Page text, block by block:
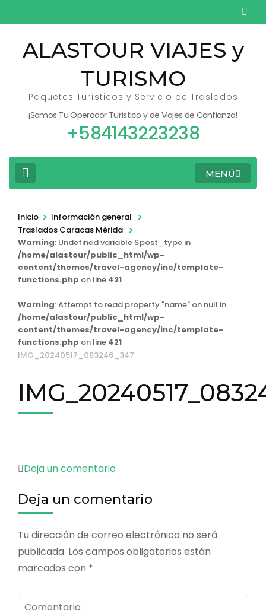
al
contenido
(presionaALASTOUR VIAJES y
TURISMO
Paquetes Turísticos y Servicio de Traslados
¡Somos Tu Operador Turístico y de Viajes de Confianza!
+584143223238
MENÚ
Inicio > Información general >
Traslados Caracas Mérida >
Warning: Undefined variable $post_type in
/home/alastour/public_html/wp-
content/themes/travel-agency/inc/template-
functions.php on line 421
Warning: Attempt to read property "name" on null in
/home/alastour/public_html/wp-
content/themes/travel-agency/inc/template-
functions.php on line 421
IMG_20240517_083246_347
Deja un comentario
Deja un comentario
Tu dirección de correo electrónico no será
publicada. Los campos obligatorios están
marcados con *
Comentario